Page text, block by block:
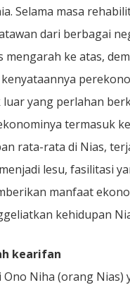
Selama masa
dari berbagai
mengarah ke atas,
yang perlahan
termasuk
rata-rata di Nias,
lesu, fasilitasi
manfaat
kehidupan
kearifan
Ono Niha (orang